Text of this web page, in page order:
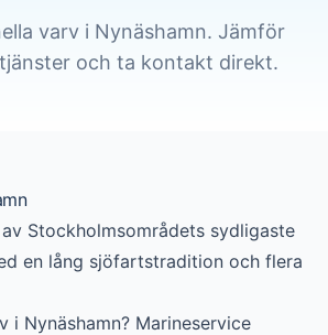
varv i Nynäshamn. Jämför
och ta kontakt direkt.
Stockholmsområdets sydligaste
en lång sjöfartstradition och flera
i Nynäshamn? Marineservice